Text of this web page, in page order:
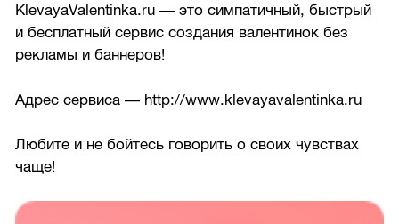
KlevayaValentinka.ru — это симпатичный, быстрый
и бесплатный сервис создания валентинок без
рекламы и баннеров!
Адрес сервиса — http://www.klevayavalentinka.ru
Любите и не бойтесь говорить о своих чувствах
чаще!